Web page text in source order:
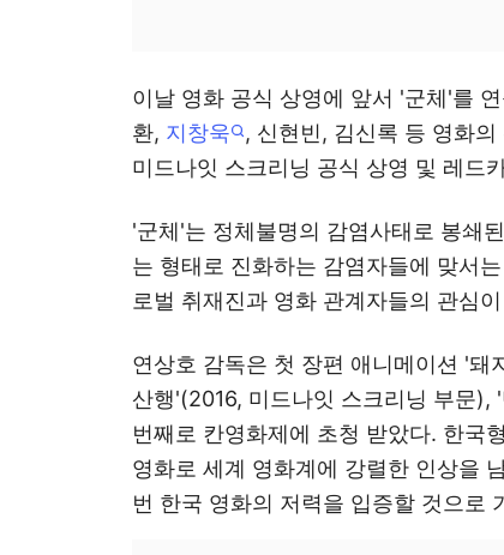
이날 영화 공식 상영에 앞서 '군체'를
환, 지창욱
, 신현빈, 김신록 등 영화
미드나잇 스크리닝 공식 상영 및 레드
'군체'는 정체불명의 감염사태로 봉쇄
는 형태로 진화하는 감염자들에 맞서
로벌 취재진과 영화 관계자들의 관심
연상호 감독은 첫 장편 애니메이션 '
산행'(2016, 미드나잇 스크리닝 부문),
번째로 칸영화제에 초청 받았다. 한국
영화로 세계 영화계에 강렬한 인상을
번 한국 영화의 저력을 입증할 것으로